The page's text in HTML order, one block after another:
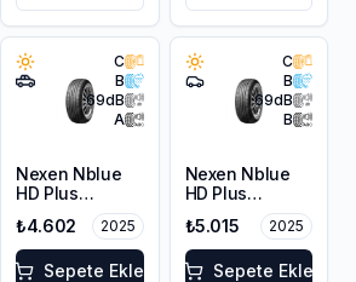
C
B
69dB
A
Nexen Nblue
HD Plus
215/60R16 99H
XL
₺4.602 2025
Sepete Ekle
C
B
69dB
B
Nexen Nblue
HD Plus
215/55R17 94V
₺5.015 2025
Sepete Ekle